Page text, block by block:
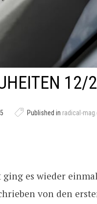
Published in radical-
es wieder
von den